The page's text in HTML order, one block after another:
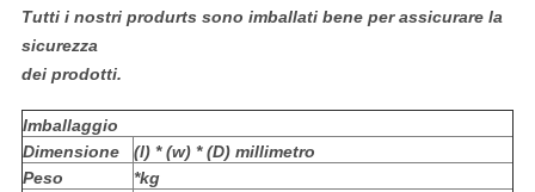
Tutti i nostri produrts sono imballati bene per assicurare la
sicurezza
dei prodotti.
Imballaggio
Dimensione
(l) * (w) * (D) millimetro
Peso
*kg